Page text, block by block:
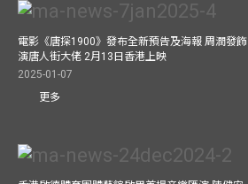
電影《唐探1900》發布全新預告及海報 周潤發飾
演唐人街大佬 2月13日香港上映
2025-01-07
更多